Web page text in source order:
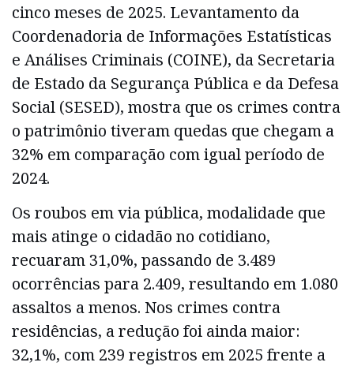
cinco meses de 2025. Levantamento da
Coordenadoria de Informações Estatísticas
e Análises Criminais (COINE), da Secretaria
de Estado da Segurança Pública e da Defesa
Social (SESED), mostra que os crimes contra
o patrimônio tiveram quedas que chegam a
32% em comparação com igual período de
2024.
Os roubos em via pública, modalidade que
mais atinge o cidadão no cotidiano,
recuaram 31,0%, passando de 3.489
ocorrências para 2.409, resultando em 1.080
assaltos a menos. Nos crimes contra
residências, a redução foi ainda maior:
32,1%, com 239 registros em 2025 frente a